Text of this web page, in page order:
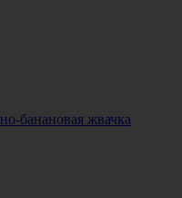
банановая жвачка